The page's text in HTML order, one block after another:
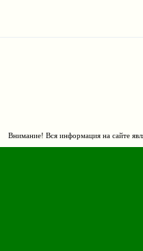
Внимание! Вся информация на сайте